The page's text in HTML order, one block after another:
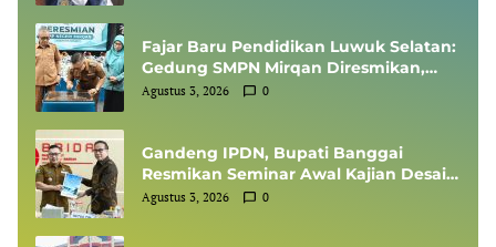
Fajar Baru Pendidikan Luwuk Selatan:
Gedung SMPN Mirqan Diresmikan,
Bupati Banggai Targetkan Generasi
Agustus 3, 2026 0
Gandeng IPDN, Bupati Banggai
Resmikan Seminar Awal Kajian Desain
Besar Wilayah
Agustus 3, 2026 0